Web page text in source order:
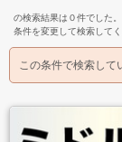
の検索結果は０件でした。
条件を変更して検索してく
この条件で検索して